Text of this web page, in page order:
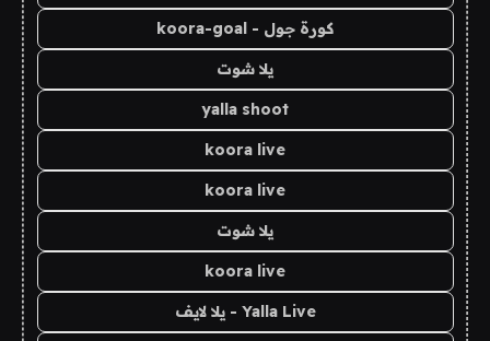
كورة جول - koora-goal
يلا شوت
yalla shoot
koora live
koora live
يلا شوت
koora live
Yalla Live - يلا لايف